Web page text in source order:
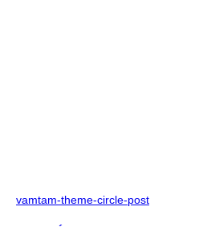
vamtam-theme-circle-post